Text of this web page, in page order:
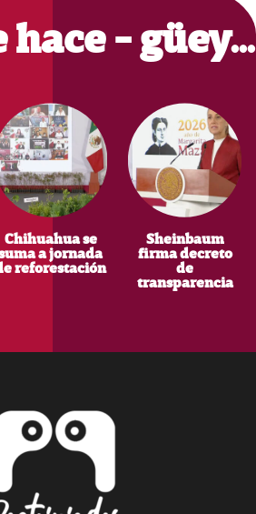
hace - güey…
Chihuahua se
a jornada
reforestación
Sheinbaum
firma decreto
de
transparencia